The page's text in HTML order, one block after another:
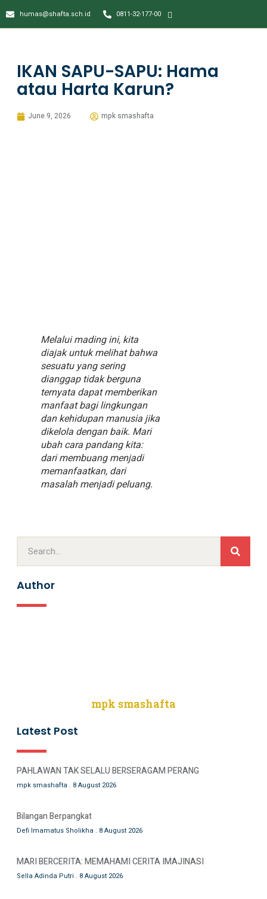
humas@shafta.sch.id 0811-32-177-00
IKAN SAPU-SAPU: Hama
atau Harta Karun?
June 9, 2026 mpk smashafta
Melalui mading ini, kita
diajak untuk melihat bahwa
sesuatu yang sering
dianggap tidak berguna
ternyata dapat memberikan
manfaat bagi lingkungan
dan kehidupan manusia jika
dikelola dengan baik. Mari
ubah cara pandang kita:
dari membuang menjadi
memanfaatkan, dari
masalah menjadi peluang.
Author
mpk smashafta
Latest Post
PAHLAWAN TAK SELALU BERSERAGAM PERANG
mpk smashafta 8 August 2026
Bilangan Berpangkat
Defi Imamatus Sholikha 8 August 2026
MARI BERCERITA: MEMAHAMI CERITA IMAJINASI
Sella Adinda Putri 8 August 2026